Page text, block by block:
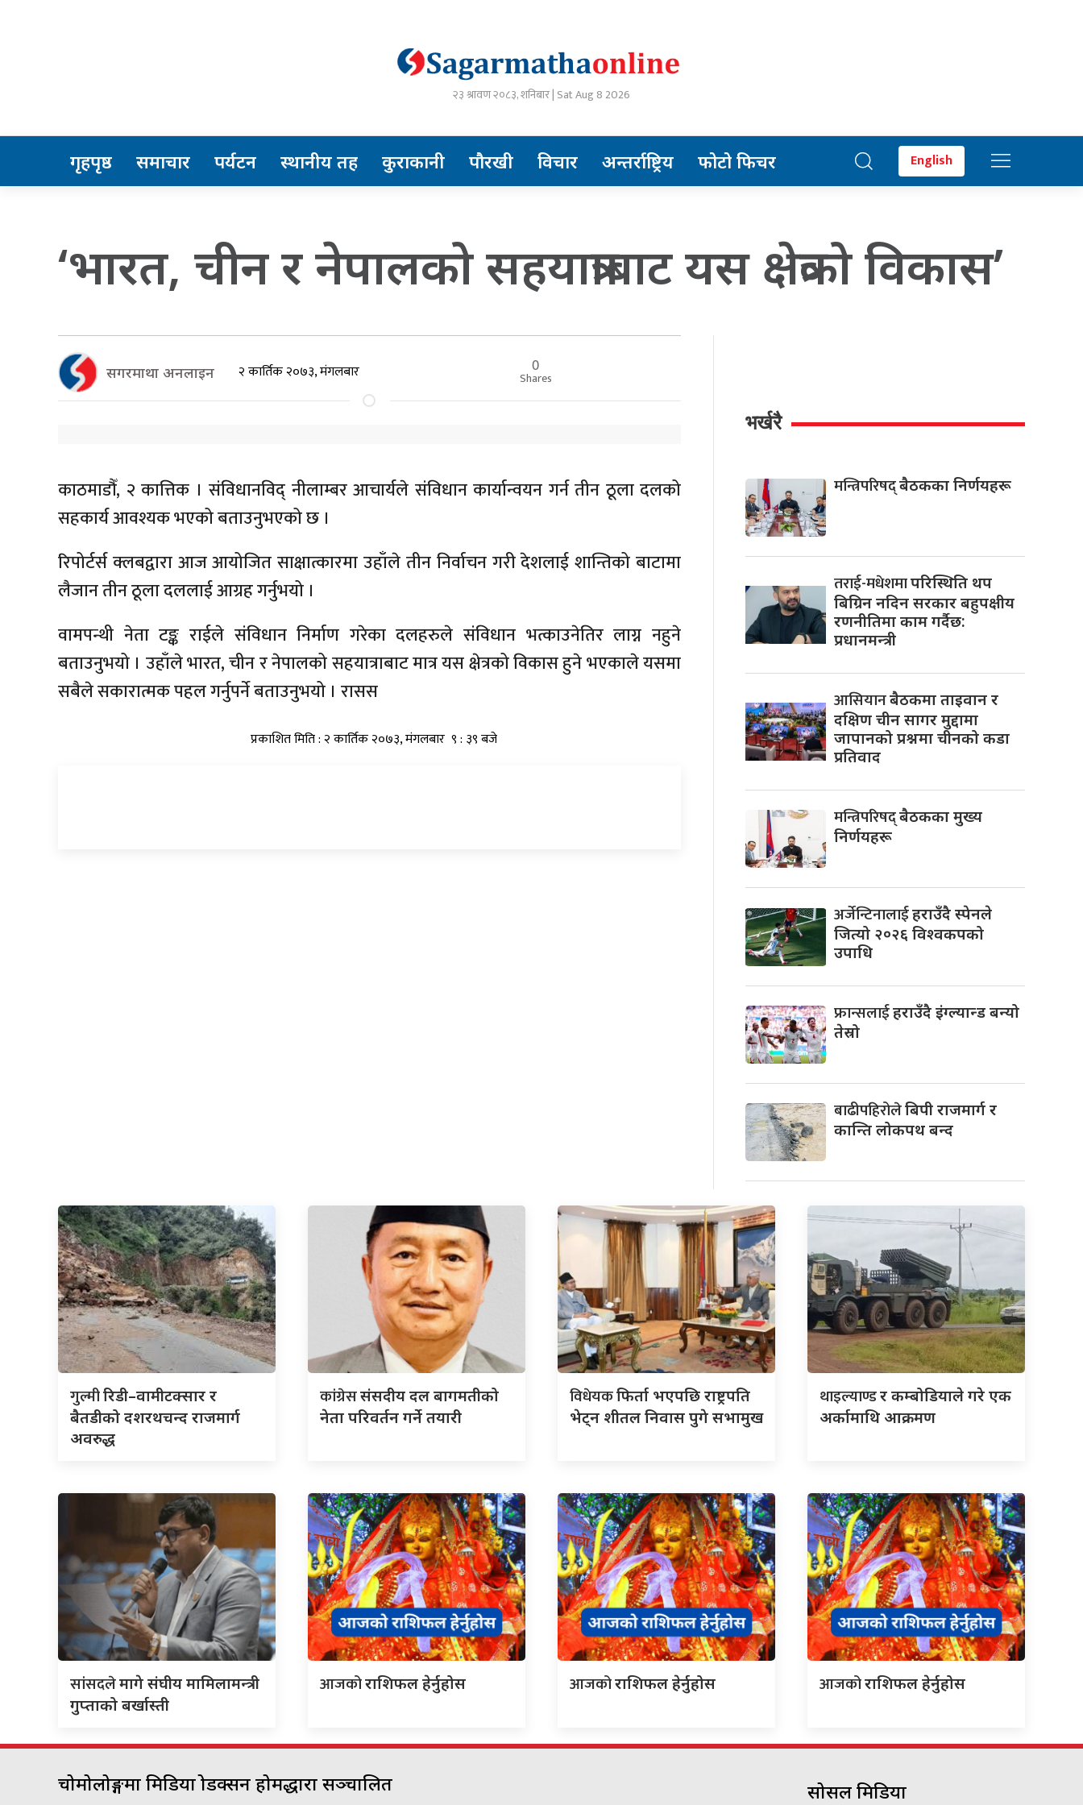
२३ श्रावण २०८३, शनिबार | Sat Aug 8 2026
गृहपृष्ठ समाचार पर्यटन स्थानीय तह कुराकानी पौरखी विचार अन्तर्राष्ट्रिय फोटो फिचर English
‘भारत, चीन र नेपालको सहयात्राबाट यस क्षेत्रको विकास’
सगरमाथा अनलाइन २ कार्तिक २०७३, मंगलबार 0
Shares
काठमाडौँ, २ कात्तिक । संविधानविद् नीलाम्बर आचार्यले संविधान कार्यान्वयन गर्न तीन ठूला दलको
सहकार्य आवश्यक भएको बताउनुभएको छ ।
रिपोर्टर्स क्लबद्वारा आज आयोजित साक्षात्कारमा उहाँले तीन निर्वाचन गरी देशलाई शान्तिको बाटामा
लैजान तीन ठूला दललाई आग्रह गर्नुभयो ।
वामपन्थी नेता टङ्क राईले संविधान निर्माण गरेका दलहरुले संविधान भत्काउनेतिर लाग्न नहुने
बताउनुभयो । उहाँले भारत, चीन र नेपालको सहयात्राबाट मात्र यस क्षेत्रको विकास हुने भएकाले यसमा
सबैले सकारात्मक पहल गर्नुपर्ने बताउनुभयो । रासस
प्रकाशित मिति : २ कार्तिक २०७३, मंगलबार ९ : ३९ बजे
भर्खरै
मन्त्रिपरिषद्बैठकका निर्णयहरू
तराई-मधेशमापरिस्थिति थप
बिग्रिन नदिन सरकार बहुपक्षीय
रणनीतिमा काम गर्दैछ:
प्रधानमन्त्री
आसियानबैठकमा ताइवान र
दक्षिण चीन सागर मुद्दामा
जापानको प्रश्नमा चीनको कडा
प्रतिवाद
मन्त्रिपरिषद्बैठकका मुख्य
निर्णयहरू
अर्जेन्टिनालाईहराउँदै स्पेनले
जित्यो २०२६ विश्वकपको
उपाधि
फ्रान्सलाईहराउँदै इंग्ल्यान्ड बन्यो
तेस्रो
बाढीपहिरोलेबिपी राजमार्ग र
कान्ति लोकपथ बन्द
गुल्मीरिडी–वामीटक्सार र
बैतडीको दशरथचन्द राजमार्ग
अवरुद्ध
कांग्रेससंसदीय दल बागमतीको
नेता परिवर्तन गर्ने तयारी
विधेयकफिर्ता भएपछि राष्ट्रपति
भेट्न शीतल निवास पुगे सभामुख
थाइल्याण्डर कम्बोडियाले गरे एक
अर्कामाथि आक्रमण
सांसदलेमागे संघीय मामिलामन्त्री
गुप्ताको बर्खास्ती
आजकोराशिफल हेर्नुहोस आजकोराशिफल हेर्नुहोस आजकोराशिफल हेर्नुहोस
चोमोलोङ्गमा मिडिया प्रोडक्सन होमद्धारा सञ्चालित सोसल मिडिया